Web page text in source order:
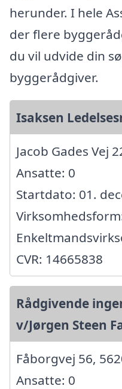
herunder. I hele
der flere
du vil udvide din
byggerådgiver.
Isaksen
Jacob Gades Vej
Ansatte: 0
Startdato: 01.
CVR: 14665838
Rådgivende
v/Jørgen Steen
Fåborgvej 56,
Ansatte: 0